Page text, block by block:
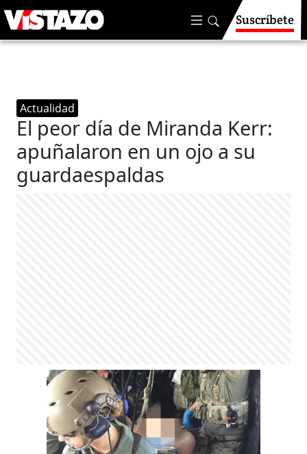
Suscríbete
Actualidad
El peor día de Miranda Kerr:
apuñalaron en un ojo a su
guardaespaldas